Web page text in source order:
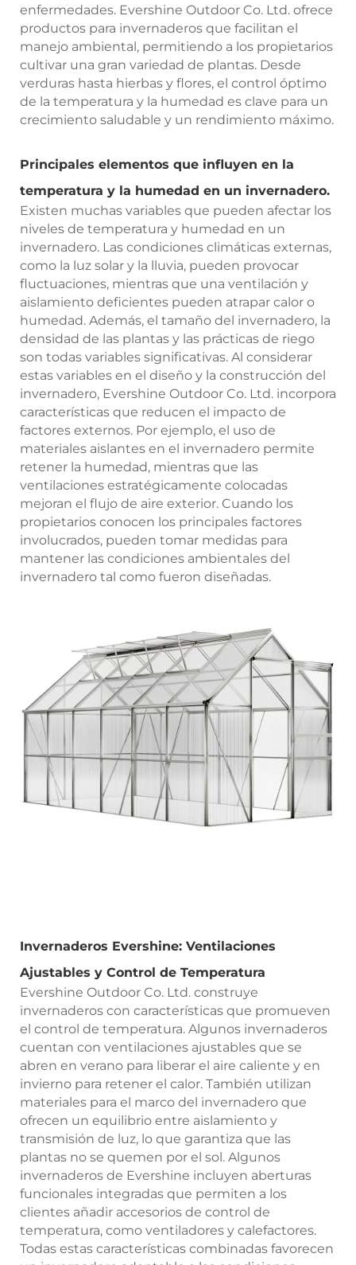
enfermedades. Evershine Outdoor Co. Ltd. ofrece
productos para invernaderos que facilitan el
manejo ambiental, permitiendo a los propietarios
cultivar una gran variedad de plantas. Desde
verduras hasta hierbas y flores, el control óptimo
de la temperatura y la humedad es clave para un
crecimiento saludable y un rendimiento máximo.
Principales elementos que influyen en la
temperatura y la humedad en un invernadero.
Existen muchas variables que pueden afectar los
niveles de temperatura y humedad en un
invernadero. Las condiciones climáticas externas,
como la luz solar y la lluvia, pueden provocar
fluctuaciones, mientras que una ventilación y
aislamiento deficientes pueden atrapar calor o
humedad. Además, el tamaño del invernadero, la
densidad de las plantas y las prácticas de riego
son todas variables significativas. Al considerar
estas variables en el diseño y la construcción del
invernadero, Evershine Outdoor Co. Ltd. incorpora
características que reducen el impacto de
factores externos. Por ejemplo, el uso de
materiales aislantes en el invernadero permite
retener la humedad, mientras que las
ventilaciones estratégicamente colocadas
mejoran el flujo de aire exterior. Cuando los
propietarios conocen los principales factores
involucrados, pueden tomar medidas para
mantener las condiciones ambientales del
invernadero tal como fueron diseñadas.
Invernaderos Evershine: Ventilaciones
Ajustables y Control de Temperatura
Evershine Outdoor Co. Ltd. construye
invernaderos con características que promueven
el control de temperatura. Algunos invernaderos
cuentan con ventilaciones ajustables que se
abren en verano para liberar el aire caliente y en
invierno para retener el calor. También utilizan
materiales para el marco del invernadero que
ofrecen un equilibrio entre aislamiento y
transmisión de luz, lo que garantiza que las
plantas no se quemen por el sol. Algunos
invernaderos de Evershine incluyen aberturas
funcionales integradas que permiten a los
clientes añadir accesorios de control de
temperatura, como ventiladores y calefactores.
Todas estas características combinadas favorecen